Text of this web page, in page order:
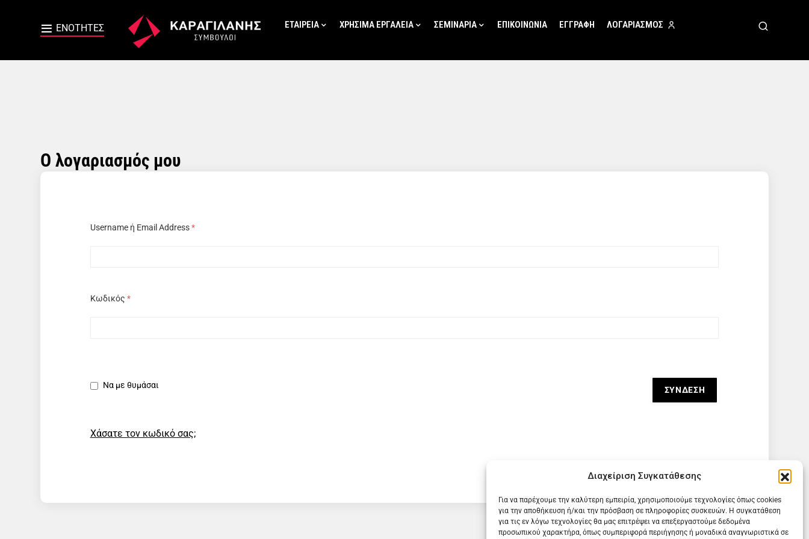
Διαχείριση Συγκατάθεσης
Για να παρέχουμε την καλύτερη εμπειρία, χρησιμοποιούμε τεχνολογίες όπως cookies
για την αποθήκευση ή/και την πρόσβαση σε πληροφορίες συσκευών. Η συγκατάθεση
για τις εν λόγω τεχνολογίες θα μας επιτρέψει να επεξεργαστούμε δεδομένα
προσωπικού χαρακτήρα, όπως συμπεριφορά περιήγησης ή μοναδικά αναγνωριστικά σε
ΕΤΑΙΡΕΙΑ ΧΡΗΣΙΜΑ ΕΡΓΑΛΕΙΑ ΣΕΜΙΝΑΡΙΑ ΕΠΙΚΟΙΝΩΝΙΑ ΕΓΓΡΑΦΗ ΛΟΓΑΡΙΑΣΜΟΣ
Ο λογαριασμός μου
Username ή Email Address*
Κωδικός *
Να με θυμάσαι
Χάσατε τον κωδικό σας;